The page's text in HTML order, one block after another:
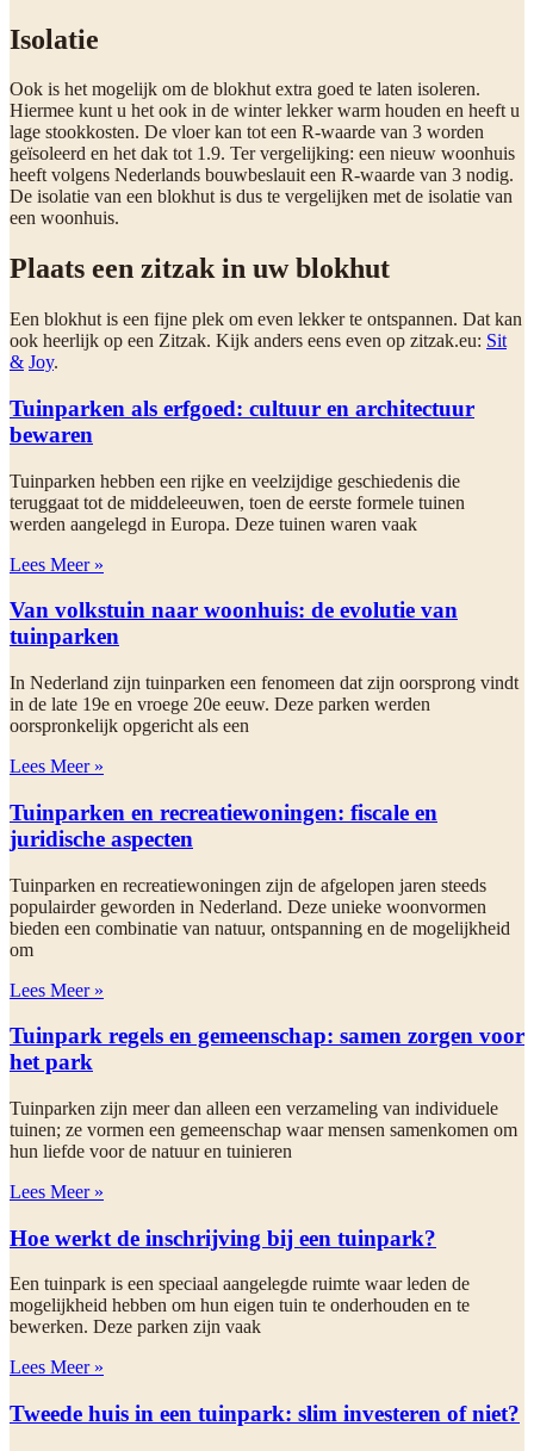
Isolatie
Ook is het mogelijk om de blokhut extra goed te laten isoleren.
Hiermee kunt u het ook in de winter lekker warm houden en heeft u
lage stookkosten. De vloer kan tot een R-waarde van 3 worden
geïsoleerd en het dak tot 1.9. Ter vergelijking: een nieuw woonhuis
heeft volgens Nederlands bouwbeslauit een R-waarde van 3 nodig.
De isolatie van een blokhut is dus te vergelijken met de isolatie van
een woonhuis.
Plaats een zitzak in uw blokhut
Een blokhut is een fijne plek om even lekker te ontspannen. Dat kan
ook heerlijk op een Zitzak. Kijk anders eens even op zitzak.eu: Sit
& Joy.
Tuinparken als erfgoed: cultuur en architectuur
bewaren
Tuinparken hebben een rijke en veelzijdige geschiedenis die
teruggaat tot de middeleeuwen, toen de eerste formele tuinen
werden aangelegd in Europa. Deze tuinen waren vaak
Lees Meer »
Van volkstuin naar woonhuis: de evolutie van
tuinparken
In Nederland zijn tuinparken een fenomeen dat zijn oorsprong vindt
in de late 19e en vroege 20e eeuw. Deze parken werden
oorspronkelijk opgericht als een
Lees Meer »
Tuinparken en recreatiewoningen: fiscale en
juridische aspecten
Tuinparken en recreatiewoningen zijn de afgelopen jaren steeds
populairder geworden in Nederland. Deze unieke woonvormen
bieden een combinatie van natuur, ontspanning en de mogelijkheid
om
Lees Meer »
Tuinpark regels en gemeenschap: samen zorgen voor
het park
Tuinparken zijn meer dan alleen een verzameling van individuele
tuinen; ze vormen een gemeenschap waar mensen samenkomen om
hun liefde voor de natuur en tuinieren
Lees Meer »
Hoe werkt de inschrijving bij een tuinpark?
Een tuinpark is een speciaal aangelegde ruimte waar leden de
mogelijkheid hebben om hun eigen tuin te onderhouden en te
bewerken. Deze parken zijn vaak
Lees Meer »
Tweede huis in een tuinpark: slim investeren of niet?